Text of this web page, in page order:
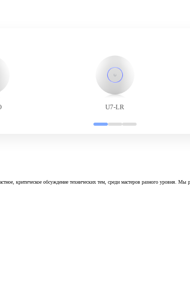
U7-LR
критическое обсуждение технических тем, среди мастеров разного уровня.